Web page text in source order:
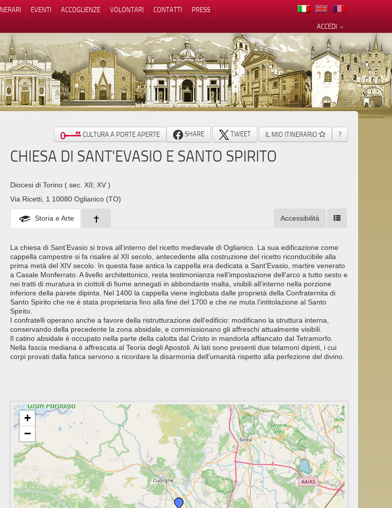
EVENTI ACCOGLIENZE VOLONTARI CONTATTI
PRESS
ACCEDI
CULTURA A PORTE APERTE SHARE TWEET IL MIO ITINERARIO ?
CHIESA DI SANT'EVASIO E SANTO SPIRITO
Diocesi di Torino ( sec. XII; XV )
Via Ricetti, 1 10080 Oglianico (TO)
Storia e Arte Accessibilità
La chiesa di Sant’Evasio si trova all’interno del ricetto medievale di Oglianico. La sua edificazione come
cappella campestre si fa risalire al XII secolo, antecedente alla costruzione del ricetto riconducibile alla
prima metà del XIV secolo. In questa fase antica la cappella era dedicata a Sant’Evasio, martire venerato
a Casale Monferrato. A livello architettonico, resta testimonianza nell’impostazione dell’arco a tutto sesto e
nei tratti di muratura in ciottoli di fiume annegati in abbondante malta, visibili all’interno nella porzione
inferiore della parete dipinta. Nel 1400 la cappella viene inglobata dalle proprietà della Confraternita di
Santo Spirito che ne è stata proprietaria fino alla fine del 1700 e che ne muta l’intitolazione al Santo
Spirito.
I confratelli operano anche a favore della ristrutturazione dell’edificio: modificano la struttura interna,
conservando della precedente la zona absidale, e commissionano gli affreschi attualmente visibili.
Il catino absidale è occupato nella parte della calotta dal Cristo in mandorla affiancato dal Tetramorfo.
Nella fascia mediana è affrescata al Teoria degli Apostoli. Ai lati sono presenti due telamoni dipinti, i cui
corpi provati dalla fatica servono a ricordare la disarmonia dell’umanità rispetto alla perfezione del divino.
+
−
Le tue preferenze relative alla privacy